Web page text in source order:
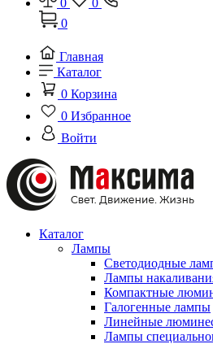
0
0
0
Главная
Каталог
0 Корзина
0 Избранное
Войти
Каталог
Лампы
Светодиодные
Лампы
Компактные
Галогенные лампы
Линейные
Лампы